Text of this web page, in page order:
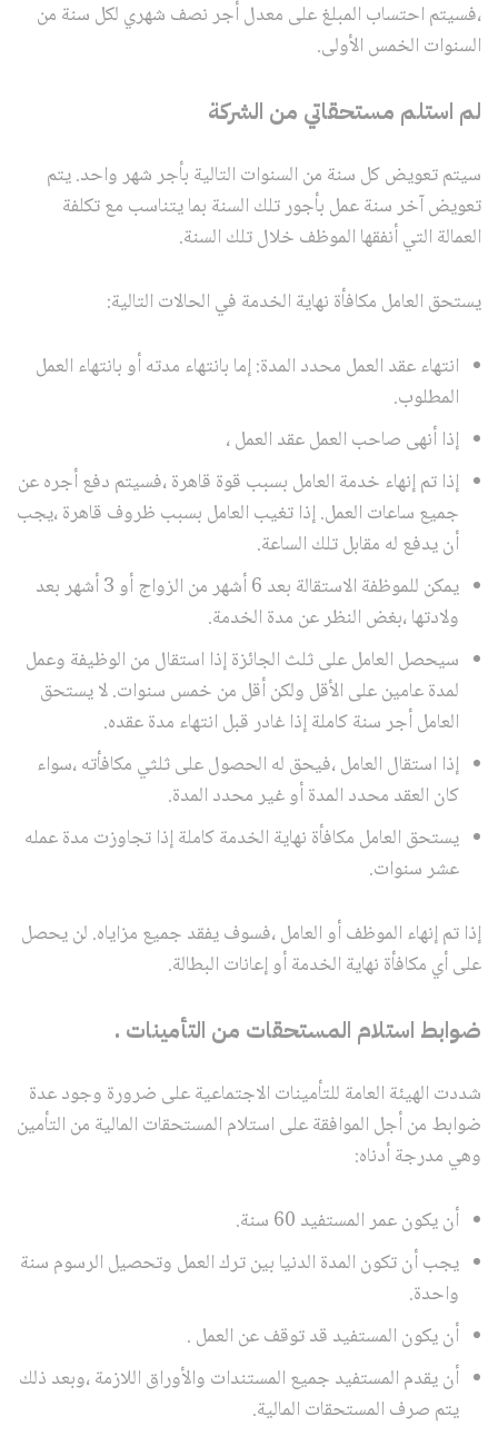
،فسيتم احتساب المبلغ على معدل أجر نصف شهري لكل سنة من
السنوات الخمس الأولى.
لم استلم مستحقاتي من الشركة
سيتم تعويض كل سنة من السنوات التالية بأجر شهر واحد. يتم
تعويض آخر سنة عمل بأجور تلك السنة بما يتناسب مع تكلفة
العمالة التي أنفقها الموظف خلال تلك السنة.
يستحق العامل مكافأة نهاية الخدمة في الحالات التالية:
انتهاء عقد العمل محدد المدة: إما بانتهاء مدته أو بانتهاء العمل
المطلوب.
إذا أنهى صاحب العمل عقد العمل ،
إذا تم إنهاء خدمة العامل بسبب قوة قاهرة ،فسيتم دفع أجره عن
جميع ساعات العمل. إذا تغيب العامل بسبب ظروف قاهرة ،يجب
أن يدفع له مقابل تلك الساعة.
يمكن للموظفة الاستقالة بعد 6 أشهر من الزواج أو 3 أشهر بعد
ولادتها ،بغض النظر عن مدة الخدمة.
سيحصل العامل على ثلث الجائزة إذا استقال من الوظيفة وعمل
لمدة عامين على الأقل ولكن أقل من خمس سنوات. لا يستحق
العامل أجر سنة كاملة إذا غادر قبل انتهاء مدة عقده.
إذا استقال العامل ،فيحق له الحصول على ثلثي مكافأته ،سواء
كان العقد محدد المدة أو غير محدد المدة.
يستحق العامل مكافأة نهاية الخدمة كاملة إذا تجاوزت مدة عمله
عشر سنوات.
إذا تم إنهاء الموظف أو العامل ،فسوف يفقد جميع مزاياه. لن يحصل
على أي مكافأة نهاية الخدمة أو إعانات البطالة.
ضوابط استلام المستحقات من التأمينات .
شددت الهيئة العامة للتأمينات الاجتماعية على ضرورة وجود عدة
ضوابط من أجل الموافقة على استلام المستحقات المالية من التأمين
وهي مدرجة أدناه:
أن يكون عمر المستفيد 60 سنة.
يجب أن تكون المدة الدنيا بين ترك العمل وتحصيل الرسوم سنة
واحدة.
أن يكون المستفيد قد توقف عن العمل .
أن يقدم المستفيد جميع المستندات والأوراق اللازمة ،وبعد ذلك
يتم صرف المستحقات المالية.